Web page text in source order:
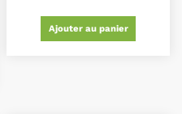
Ajouter au panier